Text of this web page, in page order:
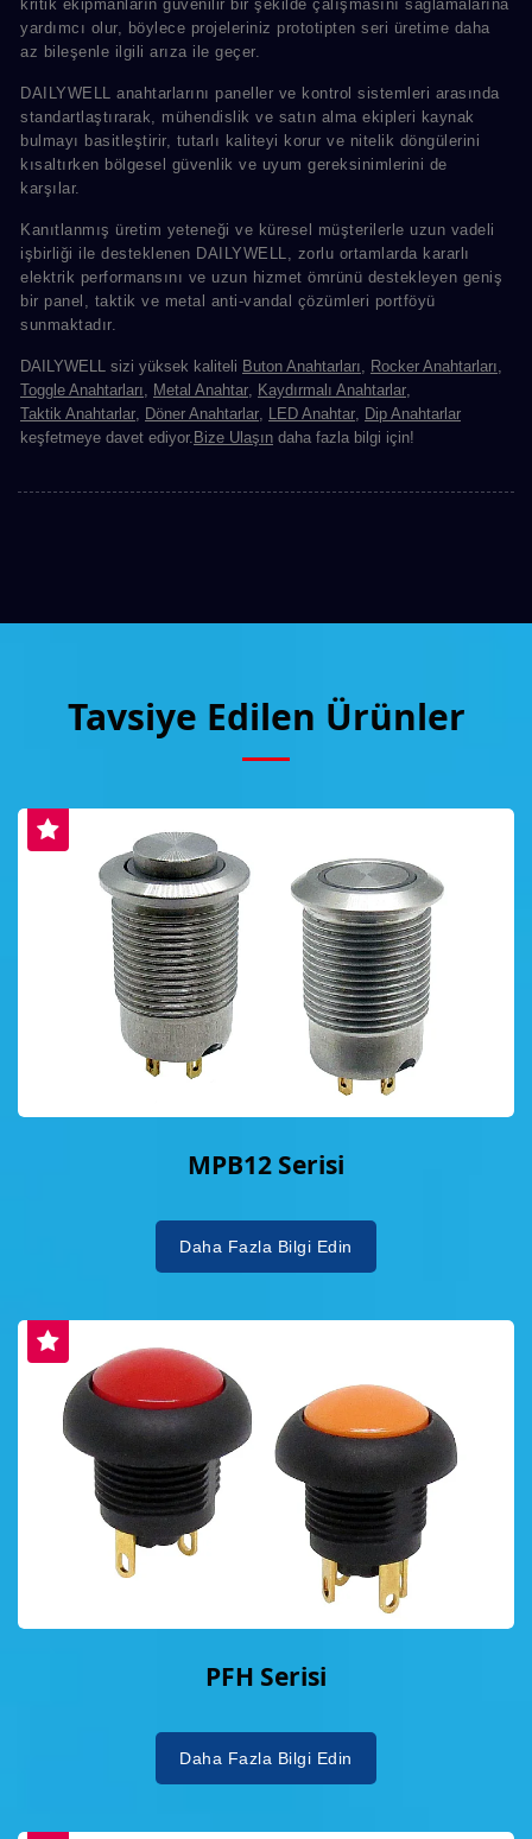
kritik ekipmanların güvenilir bir şekilde çalışmasını sağlamalarına
yardımcı olur, böylece projeleriniz prototipten seri üretime daha
az bileşenle ilgili arıza ile geçer.
DAILYWELL anahtarlarını paneller ve kontrol sistemleri arasında
standartlaştırarak, mühendislik ve satın alma ekipleri kaynak
bulmayı basitleştirir, tutarlı kaliteyi korur ve nitelik döngülerini
kısaltırken bölgesel güvenlik ve uyum gereksinimlerini de
karşılar.
Kanıtlanmış üretim yeteneği ve küresel müşterilerle uzun vadeli
işbirliği ile desteklenen DAILYWELL, zorlu ortamlarda kararlı
elektrik performansını ve uzun hizmet ömrünü destekleyen geniş
bir panel, taktik ve metal anti-vandal çözümleri portföyü
sunmaktadır.
DAILYWELL sizi yüksek kaliteli Buton Anahtarları, Rocker Anahtarları,
Toggle Anahtarları, Metal Anahtar, Kaydırmalı Anahtarlar,
Taktik Anahtarlar, Döner Anahtarlar, LED Anahtar, Dip Anahtarlar
keşfetmeye davet ediyor. Bize Ulaşın daha fazla bilgi için!
Tavsiye Edilen Ürünler
MPB12 Serisi
Daha Fazla Bilgi Edin
PFH Serisi
Daha Fazla Bilgi Edin